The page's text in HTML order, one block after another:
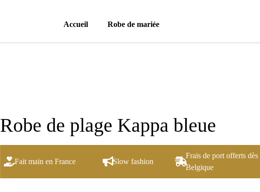
Accueil Robe de mariée
Robe de plage Kappa bleue
Fait main en France Slow fashion
Frais de port offerts
Belgique